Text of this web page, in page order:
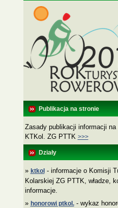
Publikacja na stronie
Zasady publikacji informacji na
KTKol. ZG PTTK >>>
Działy
» ktkol- informacje o Komisji
Kolarskiej ZG PTTK, władze,
informacje.
» honorowi ptkol.- wykaz